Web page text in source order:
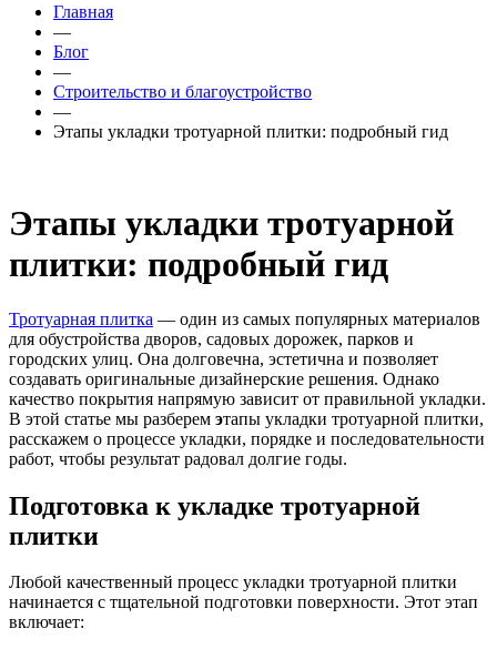
Главная
—
Блог
—
Строительство и благоустройство
—
Этапы укладки тротуарной плитки: подробный гид
Этапы укладки тротуарной
плитки: подробный гид
Тротуарная плитка — один из самых популярных материалов
для обустройства дворов, садовых дорожек, парков и
городских улиц. Она долговечна, эстетична и позволяет
создавать оригинальные дизайнерские решения. Однако
качество покрытия напрямую зависит от правильной укладки.
В этой статье мы разберем этапы укладки тротуарной плитки,
расскажем о процессе укладки, порядке и последовательности
работ, чтобы результат радовал долгие годы.
Подготовка к укладке тротуарной
плитки
Любой качественный процесс укладки тротуарной плитки
начинается с тщательной подготовки поверхности. Этот этап
включает: